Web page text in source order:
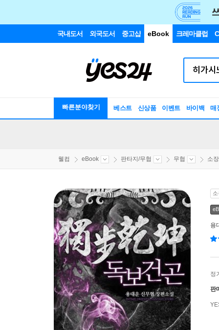
국내도서 외국도서 중고샵 eBook 크레마클럽
빠른분야찾기 베스트 신상품 이벤트 바이백 매
웰컴 eBook 판타지/무협 무협 소장
용
정
판